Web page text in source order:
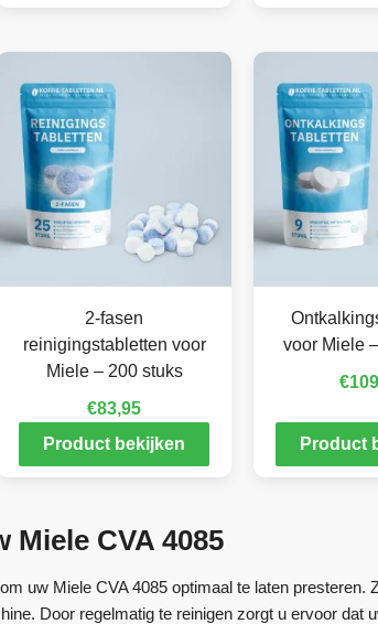
2-fasen
reinigingstabletten voor
Miele – 200 stuks
€83,95
Product bekijken
voor Miele
€
Product
CVA 4085
uw Miele CVA 4085 optimaal te laten presteren.
Door regelmatig te reinigen zorgt u ervoor dat